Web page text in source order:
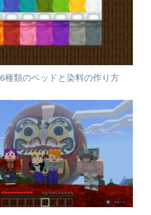
種類のベッドと染料の作り方